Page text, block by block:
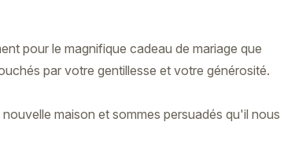
pour le magnifique cadeau de mariage que
par votre gentillesse et votre générosité.
maison et sommes persuadés qu'il nous